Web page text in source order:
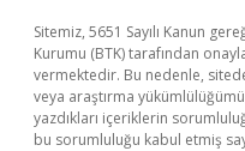
Sitemiz, 5651 Sayılı Kanun
Kurumu (BTK) tarafından
vermektedir. Bu nedenle,
veya araştırma
yazdıkları içeriklerin
bu sorumluluğu kabul etmiş